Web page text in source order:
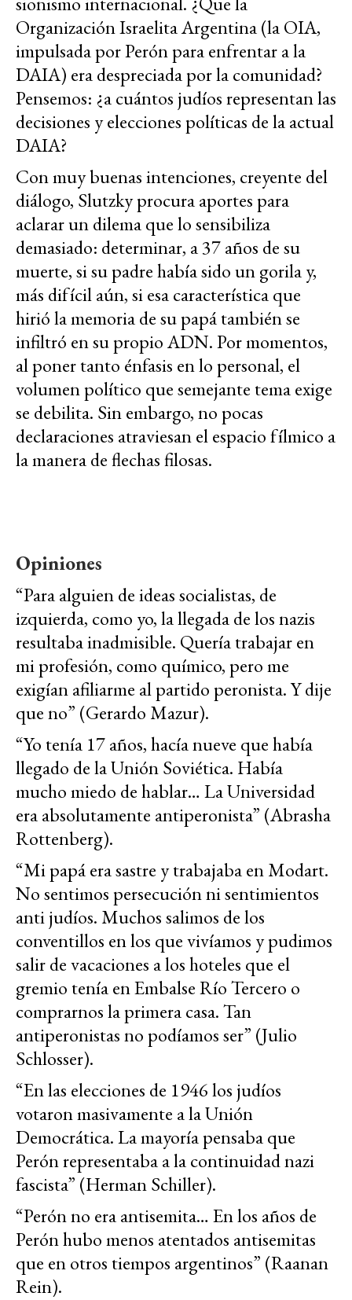
Organización Israelita Argentina (la OIA,
impulsada por Perón para enfrentar a la
DAIA) era despreciada por la comunidad?
Pensemos: ¿a cuántos judíos representan las
decisiones y elecciones políticas de la actual
DAIA?
Con muy buenas intenciones, creyente del
diálogo, Slutzky procura aportes para
aclarar un dilema que lo sensibiliza
demasiado: determinar, a 37 años de su
muerte, si su padre había sido un gorila y,
más difícil aún, si esa característica que
hirió la memoria de su papá también se
infiltró en su propio ADN. Por momentos,
al poner tanto énfasis en lo personal, el
volumen político que semejante tema exige
se debilita. Sin embargo, no pocas
declaraciones atraviesan el espacio fílmico a
la manera de flechas filosas.
Opiniones
“Para alguien de ideas socialistas, de
izquierda, como yo, la llegada de los nazis
resultaba inadmisible. Quería trabajar en
mi profesión, como químico, pero me
exigían afiliarme al partido peronista. Y dije
que no” (Gerardo Mazur).
“Yo tenía 17 años, hacía nueve que había
llegado de la Unión Soviética. Había
mucho miedo de hablar… La Universidad
era absolutamente antiperonista” (Abrasha
Rottenberg).
“Mi papá era sastre y trabajaba en Modart.
No sentimos persecución ni sentimientos
anti judíos. Muchos salimos de los
conventillos en los que vivíamos y pudimos
salir de vacaciones a los hoteles que el
gremio tenía en Embalse Río Tercero o
comprarnos la primera casa. Tan
antiperonistas no podíamos ser” (Julio
Schlosser).
“En las elecciones de 1946 los judíos
votaron masivamente a la Unión
Democrática. La mayoría pensaba que
Perón representaba a la continuidad nazi
fascista” (Herman Schiller).
“Perón no era antisemita… En los años de
Perón hubo menos atentados antisemitas
que en otros tiempos argentinos” (Raanan
Rein).